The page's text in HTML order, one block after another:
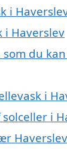
i
i Haverslev
som du
i
i
Haverslev